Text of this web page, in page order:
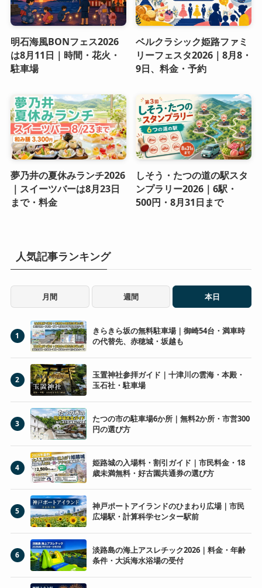
明石海風BONフェス2026
は8月11日｜時間・花火・
駐車場
ベルクラシック姫路ファミ
リーフェスタ2026｜8月8・
9日、料金・予約
夢乃井の夏休みランチ2026
｜スイーツバーは8月23日
まで・料金
しそう・たつの道の駅スタ
ンプラリー2026｜6駅・
500円・8月31日まで
人気記事ランキング
月間 週間 本日
1
きらきら坂の無料駐車場｜御崎54台・満車時
の代替先、赤穂城・坂越も
2
玉置神社参拝ガイド｜十津川の雲海・本殿・
玉石社・駐車場
3
たつの市の駐車場6か所｜無料2か所・市営300
円の選び方
4
姫路城の入場料・割引ガイド｜市民料金・18
歳未満無料・好古園共通券の選び方
5
神戸ポートアイランドのひまわり広場｜市民
広場駅・計算科学センター駅前
6
淡路島の海上アスレチック2026｜料金・年齢
条件・大浜海水浴場の受付